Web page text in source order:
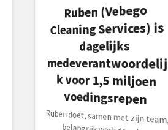
Ruben (Vebego
Cleaning Services) is
dagelijks
medeverantwoordelij
k voor 1,5 miljoen
voedingsrepen
Ruben doet, samen met zijn team,
belangrijk werk door het
schoonhouden van de vier
productielocaties van EMPWR in
Leerdam. Vebego Cleaning Services gelooft in Ruben. Door zijn werk